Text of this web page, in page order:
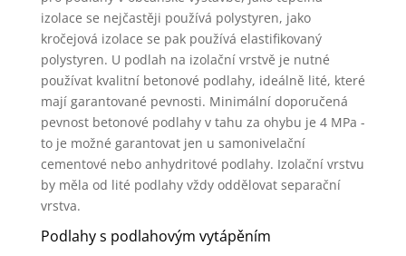
izolace se nejčastěji používá polystyren, jako
kročejová izolace se pak používá elastifikovaný
polystyren. U podlah na izolační vrstvě je nutné
používat kvalitní betonové podlahy, ideálně lité, které
mají garantované pevnosti. Minimální doporučená
pevnost betonové podlahy v tahu za ohybu je 4 MPa -
to je možné garantovat jen u samonivelační
cementové nebo anhydritové podlahy. Izolační vrstvu
by měla od lité podlahy vždy oddělovat separační
vrstva.
Podlahy s podlahovým vytápěním